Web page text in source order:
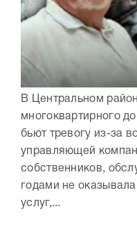
В Центральном
многоквартирного
бьют тревогу из-за
управляющей
собственников,
годами не
услуг,...